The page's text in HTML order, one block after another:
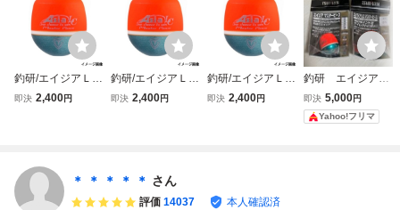
釣研/エイジアＬＣ
マスターピース
即決 2,400円
釣研/エイジアＬＣ
マスターピース
即決 2,400円
釣研/エイジアＬＣ
マスターピース
即決 2,400円
釣研 エイジア
マスターピース
LCマスターピース
即決 5,000円
Yahoo!フリマ
＊ ＊ ＊ ＊ ＊ さん
評価 14037 本人確認済